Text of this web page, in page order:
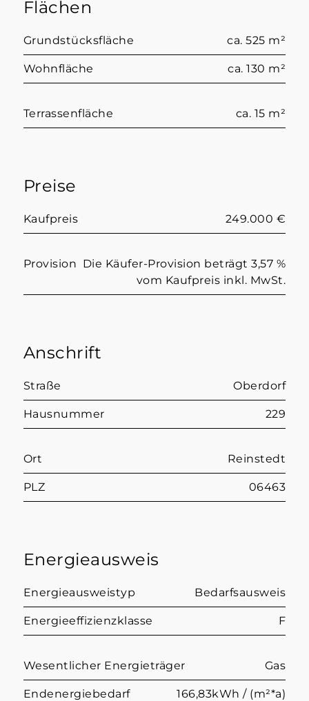
Flächen
Grundstücksfläche ca. 525 m²
Wohnfläche ca. 130 m²
Terrassenfläche ca. 15 m²
Preise
Kaufpreis 249.000 €
Provision Die Käufer-Provision beträgt 3,57 %
vom Kaufpreis inkl. MwSt.
Anschrift
Straße Oberdorf
Hausnummer 229
Ort Reinstedt
PLZ 06463
Energieausweis
Energieausweistyp Bedarfsausweis
Energieeffizienzklasse F
Wesentlicher Energieträger Gas
Endenergiebedarf 166,83kWh / (m²*a)